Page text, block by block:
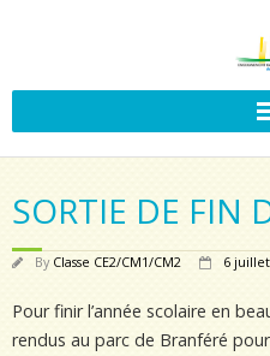
SORTIE DE FIN
By Classe CE2/CM1/CM2 6
Pour finir l’année scolaire en
rendus au parc de Branféré